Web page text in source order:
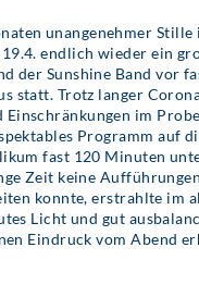
unangenehmer Stille
endlich wieder ein
der Sunshine Band vor
statt. Trotz langer
Einschränkungen im
Programm auf
fast 120 Minuten
Zeit keine
konnte, erstrahlte im
Licht und gut
Eindruck vom Abend